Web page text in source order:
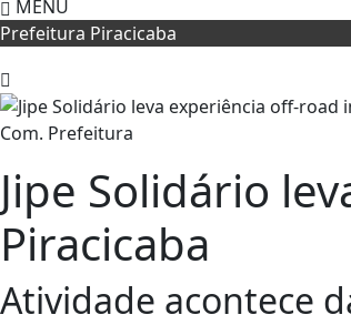
MENU
Prefeitura Piracicaba
Com. Prefeitura
Jipe Solidário
Piracicaba
Atividade acontece